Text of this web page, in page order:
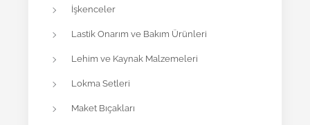
İşkenceler
Lastik Onarım ve Bakım Ürünleri
Lehim ve Kaynak Malzemeleri
Lokma Setleri
Maket Bıçakları